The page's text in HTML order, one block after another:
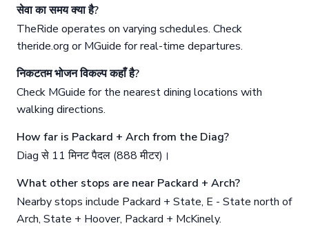
सेवा का समय क्या है?
TheRide operates on varying schedules. Check
theride.org or MGuide for real-time departures.
निकटतम भोजन विकल्प कहाँ है?
Check MGuide for the nearest dining locations with
walking directions.
How far is Packard + Arch from the Diag?
Diag से 11 मिनट पैदल (888 मीटर)।
What other stops are near Packard + Arch?
Nearby stops include Packard + State, E - State north of
Arch, State + Hoover, Packard + McKinely.